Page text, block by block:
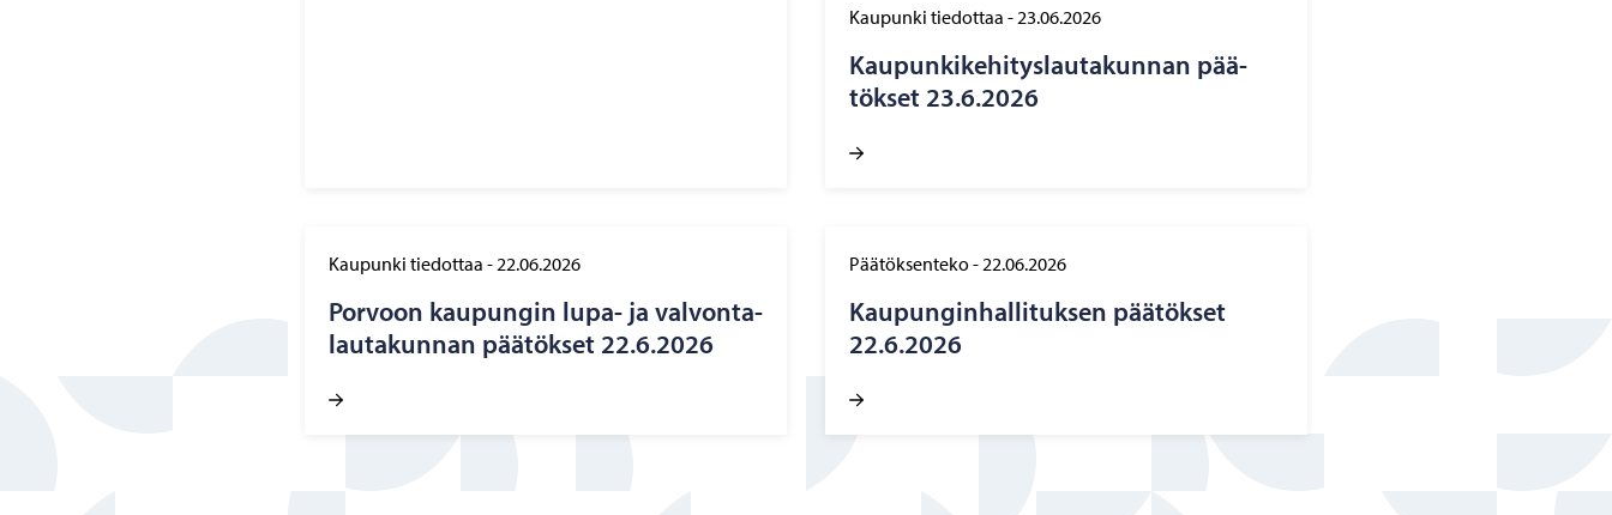
Kaupunki tiedottaa -23.06.2026
Kau­pun­ki­ke­hi­tys­lau­ta­kun­nan pää­
tök­set 23.6.2026
Kaupunki tiedottaa -22.06.2026
Por­voon kau­pun­gin lupa- ja val­von­ta­
lau­ta­kun­nan pää­tök­set 22.6.2026
Päätöksenteko-22.06.2026
Kau­pun­gin­hal­li­tuk­sen pää­tök­set
22.6.2026